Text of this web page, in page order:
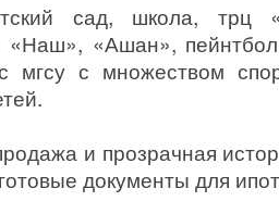
сад, школа, трц
«Наш», «Ашан»,
мгсу с множеством
и прозрачная
документы для